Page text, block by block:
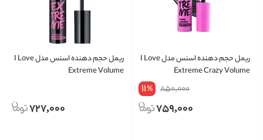
ریمل حجم دهنده اسنس مدل I Love
Extreme Crazy Volume
850,000
11%
759,000
ریمل حجم دهنده اسنس مدل I Love
Extreme Volume
727,000